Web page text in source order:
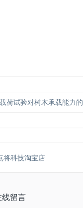
木承载能力的评估是否具有相关性？
将科技淘宝店
线留言